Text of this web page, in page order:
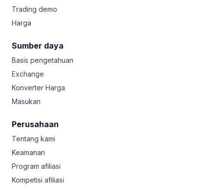
Trading demo
Harga
Sumber daya
Basis pengetahuan
Exchange
Konverter Harga
Masukan
Perusahaan
Tentang kami
Keamanan
Program afiliasi
Kompetisi afiliasi